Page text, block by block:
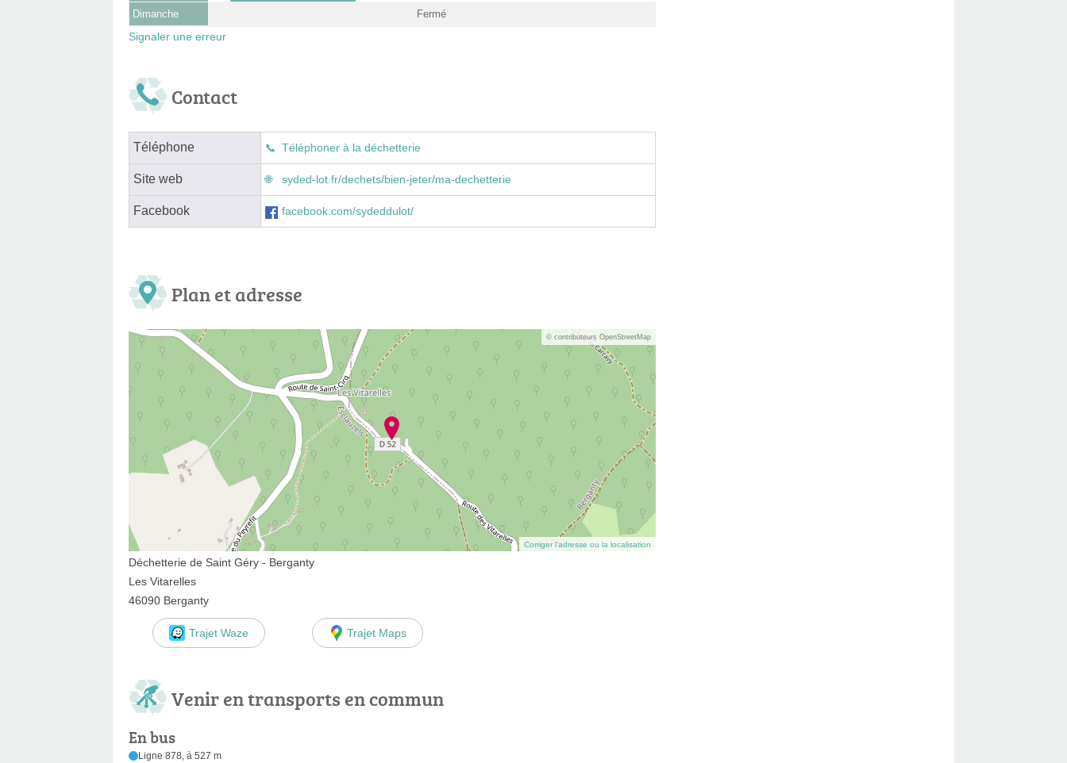
Dimanche Fermé
Signaler une erreur
Contact
Téléphone Téléphoner à la déchetterie
Site web syded-lot.fr/dechets/bien-jeter/ma-dechetterie
Facebook facebook.com/sydeddulot/
Plan et adresse
© contributeurs OpenStreetMap
Corriger l’adresse ou la localisation
Déchetterie de Saint Géry - Berganty
Les Vitarelles
46090 Berganty
Trajet Waze Trajet Maps
Venir en transports en commun
En bus
Ligne 878, à 527 m